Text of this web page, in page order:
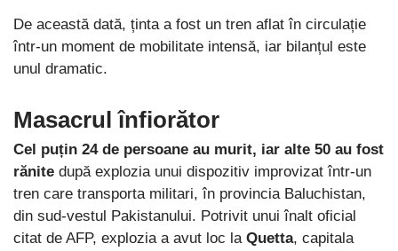
De această dată, ținta a fost un tren aflat în circulație
într-un moment de mobilitate intensă, iar bilanțul este
unul dramatic.
Masacrul înfiorător
Cel puțin 24 de persoane au murit, iar alte 50 au fost
rănite după explozia unui dispozitiv improvizat într-un
tren care transporta militari, în provincia Baluchistan,
din sud-vestul Pakistanului. Potrivit unui înalt oficial
citat de AFP, explozia a avut loc la Quetta, capitala